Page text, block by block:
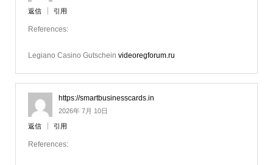
返信 引用
References:
Legiano Casino Gutschein videoregforum.ru
https://smartbusinesscards.in
2026年 7月 10日
返信 引用
References: